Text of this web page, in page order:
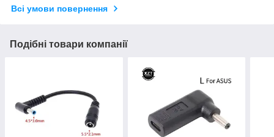
Всі умови повернення
Подібні товари компанії